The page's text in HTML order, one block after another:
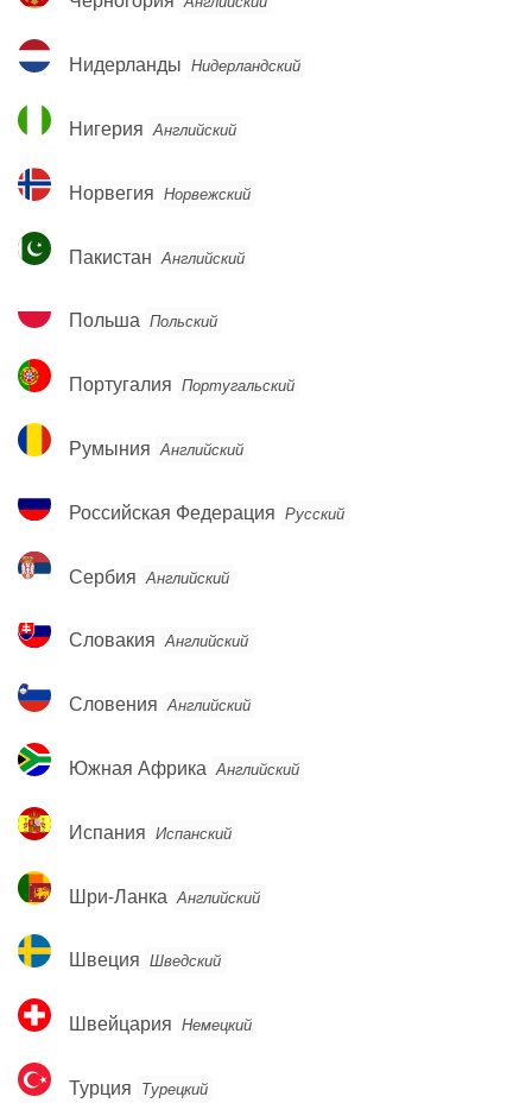
Нидерланды
Нидерланды Нидерландский
Нигерия
Нигерия Английский
Норвегия
Норвегия Норвежский
Пакистан
Пакистан Английский
Польша
Польша Польский
Португалия
Португалия Португальский
Румыния
Румыния Английский
Российская
Федерация
Российская Федерация Русский
Сербия
Сербия Английский
Словакия
Словакия Английский
Словения
Словения Английский
Южная
Африка
Южная Африка Английский
Испания
Испания Испанский
Шри-
Ланка
Шри-Ланка Английский
Швеция
Швеция Шведский
Швейцария
Швейцария Немецкий
Турция
Турция Турецкий